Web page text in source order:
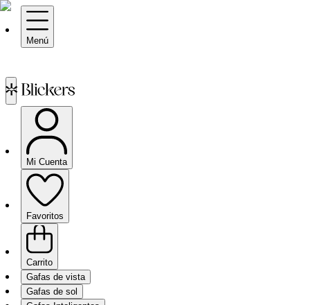
Menú
Mi Cuenta
Favoritos
Carrito
Gafas de vista
Gafas de sol